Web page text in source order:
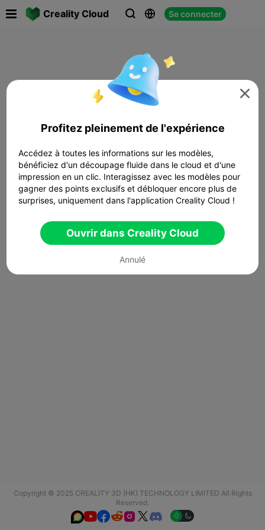
Creality Cloud   Se connecter
Copyright © 2025 CREALITY 3D (HK) TECHNOLOGY LIMITED All Rights
Reserved.
  

Profitez pleinement de l'expérience
Accédez à toutes les informations sur les modèles,
bénéficiez d'un découpage fluide dans le cloud et d'une
impression en un clic. Interagissez avec les modèles pour
gagner des points exclusifs et débloquer encore plus de
surprises, uniquement dans l'application Creality Cloud !
Ouvrir dans Creality Cloud
Annulé